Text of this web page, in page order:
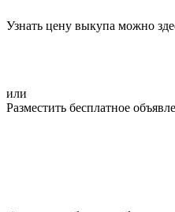
Узнать цену выкупа можно
или
Разместить бесплатное